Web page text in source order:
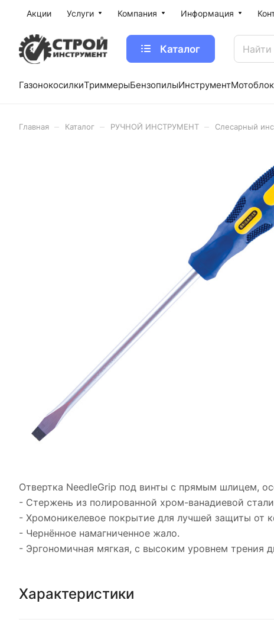
Акции Услуги Компания Информация
Каталог
ГазонокосилкиТриммерыБензопилыИнструмент
Главная Каталог РУЧНОЙ ИНСТРУМЕНТ Слесарный
Отвертка NeedleGrip под винты с прямым шлицем,
- Стержень из полированной хром-ванадиевой
- Хромоникелевое покрытие для лучшей защиты от
- Чернённое намагниченное жало.
- Эргономичная мягкая, с высоким уровнем трения
Характеристики